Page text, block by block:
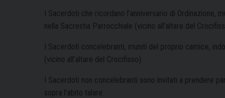
I Sacerdoti che ricordano l’anniversario di Ordinazione,
nella Sacrestia Parrocchiale (vicino all’altare del
I Sacerdoti concelebranti, muniti del proprio camice,
(vicino all’altare del Crocifisso).
I Sacerdoti non concelebranti sono invitati a prendere
sopra l’abito talare.